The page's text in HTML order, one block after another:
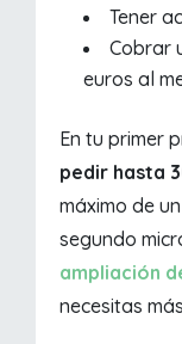
Tener
Cobrar
euros al
En tu primer
pedir hasta
máximo de
segundo
ampliación
necesitas